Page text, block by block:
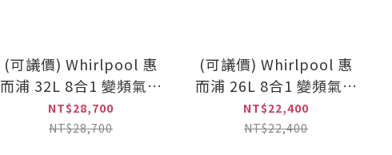
(可議價) Whirlpool 惠
而浦 32L 8合1 變頻氣炸
蒸烤微波爐
(MWP329TST)
NT$28,700
NT$28,700
(可議價) Whirlpool 惠
而浦 26L 8合1 變頻氣炸
蒸烤微波爐
(MWP269TMT)
NT$22,400
NT$22,400